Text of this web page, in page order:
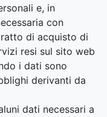
e, in
con
di acquisto di
resi sul sito web
i dati sono
derivanti da
dati necessari a